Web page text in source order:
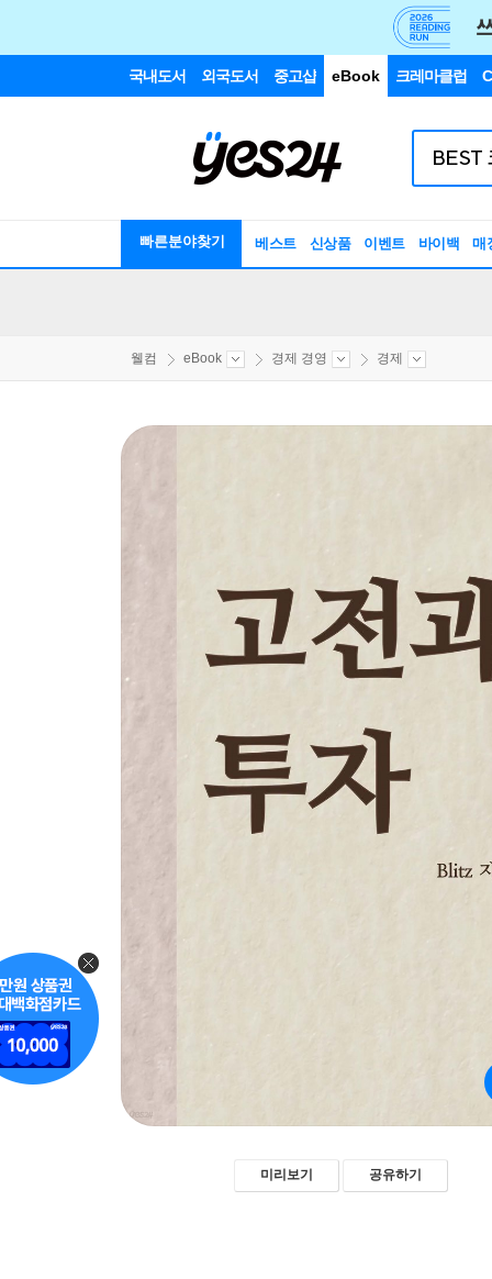
국내도서 외국도서 중고샵 eBook 크레마클럽
빠른분야찾기 베스트 신상품 이벤트 바이백 매
웰컴 eBook 경제 경영 경제
미리보기 공유하기